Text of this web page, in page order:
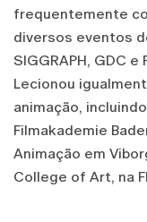
frequentemente
diversos eventos
SIGGRAPH, GDC
Lecionou
animação,
Filmakademie
Animação em
College of Art, na